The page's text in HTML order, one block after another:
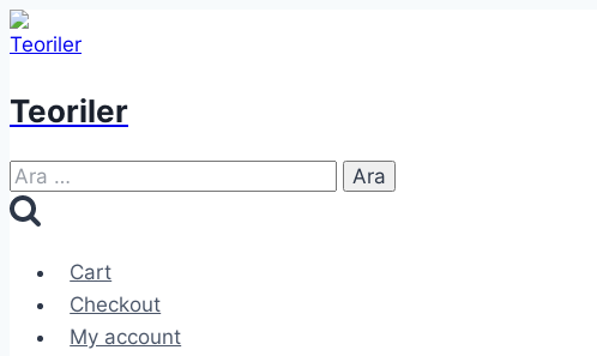
Skip
to
Teoriler
Arama:
Cart
Checkout
My account